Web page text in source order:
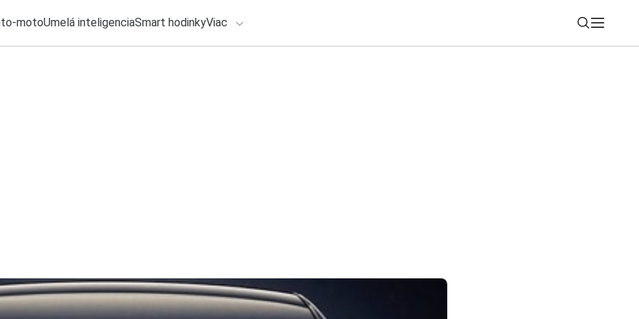
motoUmelá inteligenciaSmart hodinkyViac